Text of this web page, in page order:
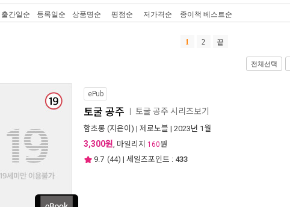
출간일순 등록일순 상품명순 평점순 저가격순 종이책 베스트순
1 2 끝
전체선택
ePub
토굴 공주 토굴 공주 시리즈보기
함초롱 (지은이) | 제로노블 | 2023년 1월
3,300원, 마일리지 160원
9.7 (44) | 세일즈포인트 : 433